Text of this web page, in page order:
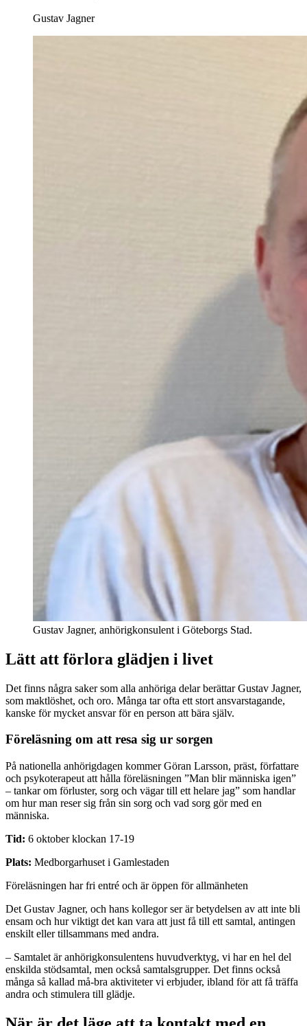
Gustav Jagner
Gustav Jagner, anhörigkonsulent i Göteborgs Stad.
Lätt att förlora glädjen i livet
Det finns några saker som alla anhöriga delar berättar Gustav Jagner,
som maktlöshet, och oro. Många tar ofta ett stort ansvarstagande,
kanske för mycket ansvar för en person att bära själv.
Föreläsning om att resa sig ur sorgen
På nationella anhörigdagen kommer Göran Larsson, präst, författare
och psykoterapeut att hålla föreläsningen ”Man blir människa igen”
– tankar om förluster, sorg och vägar till ett helare jag” som handlar
om hur man reser sig från sin sorg och vad sorg gör med en
människa.
Tid: 6 oktober klockan 17-19
Plats: Medborgarhuset i Gamlestaden
Föreläsningen har fri entré och är öppen för allmänheten
Det Gustav Jagner, och hans kollegor ser är betydelsen av att inte bli
ensam och hur viktigt det kan vara att just få till ett samtal, antingen
enskilt eller tillsammans med andra.
– Samtalet är anhörigkonsulentens huvudverktyg, vi har en hel del
enskilda stödsamtal, men också samtalsgrupper. Det finns också
många så kallad må-bra aktiviteter vi erbjuder, ibland för att få träffa
andra och stimulera till glädje.